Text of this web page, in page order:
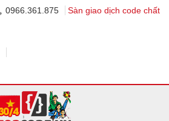
0966.361.875 Sàn giao dịch code chất